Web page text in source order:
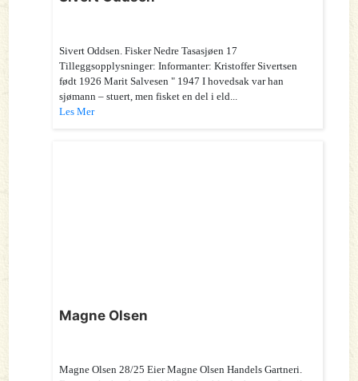
Sivert Oddsen. Fisker Nedre Tasasjøen 17
Tilleggsopplysninger: Informanter: Kristoffer Sivertsen
født 1926 Marit Salvesen " 1947 I hovedsak var han
sjømann – stuert, men fisket en del i eld...
Les Mer
Magne Olsen
Magne Olsen 28/25 Eier Magne Olsen Handels Gartneri.